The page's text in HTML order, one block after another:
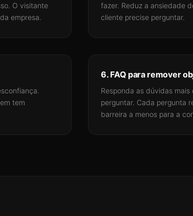
O visitante
empresa.
fazer. Reduz a ansiedade
cliente precise perguntar.
tem
6. FAQ para remover
Responda as dúvidas
perguntar. Cada pergunta
barreira a menos para a